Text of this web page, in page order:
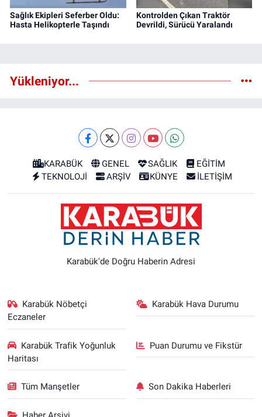
Sağlık Ekipleri Seferber Oldu:
Hasta Helikopterle Taşındı
Kontrolden Çıkan Traktör
Devrildi, Sürücü Yaralandı
Yükleniyor...
KARABÜK GENEL SAĞLIK
EĞİTİM
TEKNOLOJİ
ARŞİV KÜNYE İLETİŞİM
Karabük'de Doğru Haberin Adresi
Karabük Nöbetçi
Eczaneler
Karabük Hava Durumu
Karabük Trafik Yoğunluk
Haritası
Puan Durumu ve Fikstür
Tüm Manşetler Son Dakika Haberleri